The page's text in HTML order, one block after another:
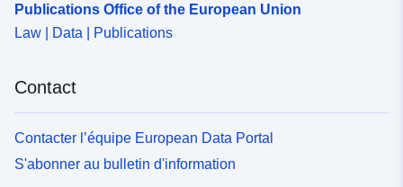
Publications Office of the European Union
Law | Data | Publications
Contact
Contacter l’équipe European Data Portal
S'abonner au bulletin d'information